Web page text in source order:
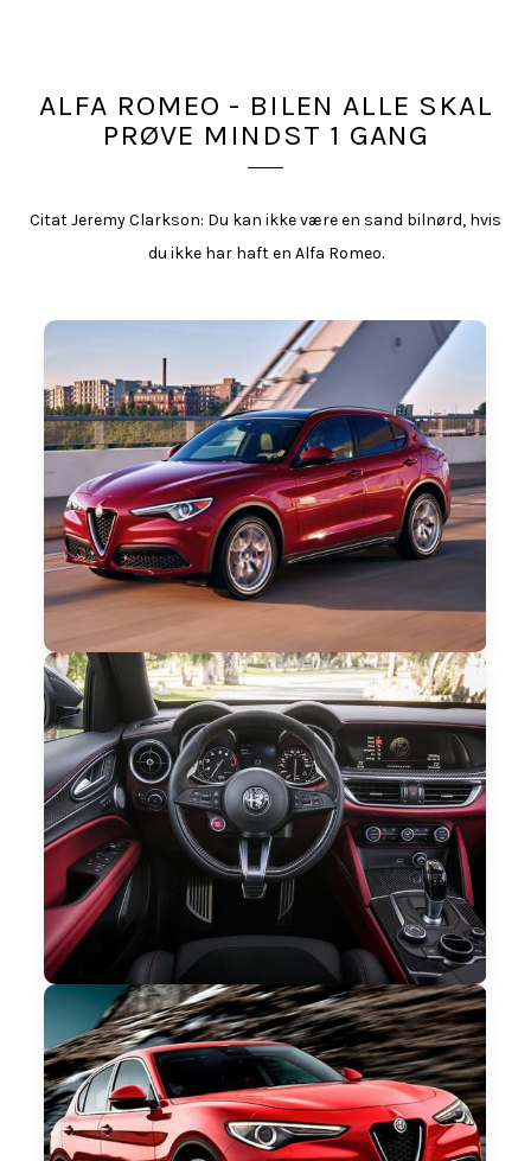
ALFA ROMEO - BILEN ALLE SKAL
PRØVE MINDST 1 GANG
Citat Jeremy Clarkson: Du kan ikke være en sand bilnørd, hvis
du ikke har haft en Alfa Romeo.